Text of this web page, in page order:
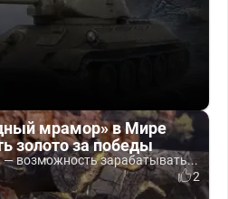
мрамор» в Мире
золото за победы
— возможность зарабатывать...
2